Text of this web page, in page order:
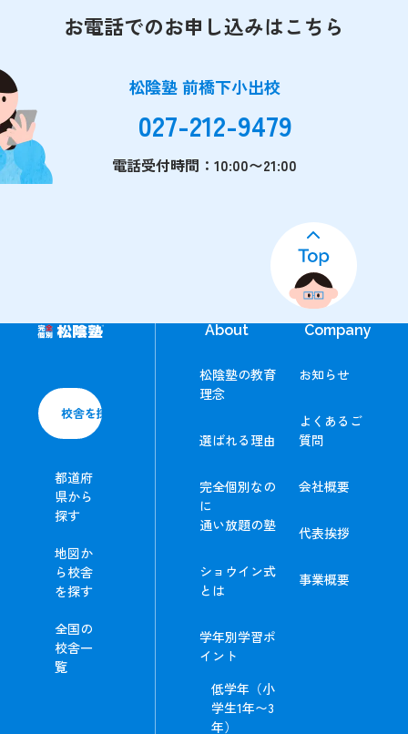
お電話でのお申し込みはこちら
松陰塾 前橋下小出校
027-212-9479
電話受付時間：10:00〜21:00
校舎を探す
都道府
県から
探す
地図か
ら校舎
を探す
全国の
校舎一
覧
About
松陰塾の教育
理念
選ばれる理由
完全個別なの
に
通い放題の塾
ショウイン式
とは
学年別学習ポ
イント
低学年（小
学生1年〜3
年）
Company
お知らせ
よくあるご
質問
会社概要
代表挨拶
事業概要